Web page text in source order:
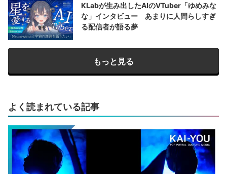
KLabが生み出したAIのVTuber「ゆめみな
な」インタビュー あまりに人間らしすぎ
る配信者が語る夢
もっと見る
よく読まれている記事